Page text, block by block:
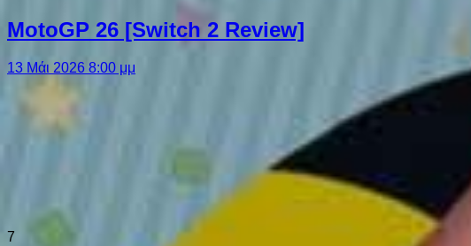
MotoGP 26 [Switch 2 Review]
13 Μάι 2026 8:00 μμ
7